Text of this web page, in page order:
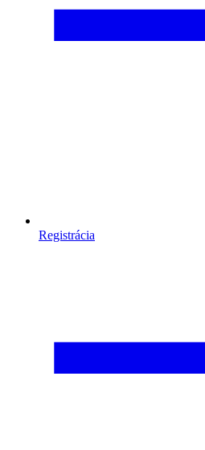
Registrácia